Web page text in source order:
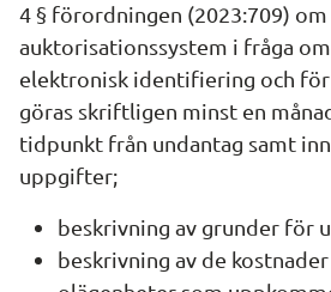
4 § förordningen (2023:709) om
auktorisationssystem i fråga
elektronisk identifiering och
göras skriftligen minst en
tidpunkt från undantag samt
uppgifter;
beskrivning av grunder för
beskrivning av de